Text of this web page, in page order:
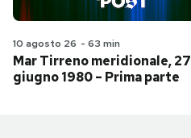
10 agosto 26 - 63 min
Mar Tirreno meridionale, 27
giugno 1980 – Prima parte